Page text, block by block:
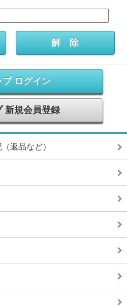
プ ログイン
新規会員登録
返品など）